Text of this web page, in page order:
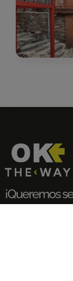
¡Queremos